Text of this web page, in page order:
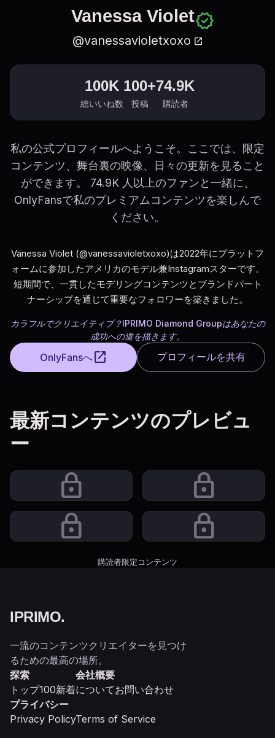
Vanessa Violetverified
@vanessavioletxoxo open_in_new
100K
総いいね数
100+
投稿
74.9K
購読者
私の公式プロフィールへようこそ。ここでは、限定
コンテンツ、舞台裏の映像、日々の更新を見ること
ができます。 74.9K 人以上のファンと一緒に、
OnlyFansで私のプレミアムコンテンツを楽しんで
ください。
Vanessa Violet (@vanessavioletxoxo)は2022年にプラットフ
ォームに参加したアメリカのモデル兼Instagramスターです。
短期間で、一貫したモデリングコンテンツとブランドパート
ナーシップを通じて重要なフォロワーを築きました。
カラフルでクリエイティブ？IPRIMO Diamond Groupはあなたの
成功への道を描きます。
OnlyFansへopen_in_new プロフィールを共有
最新コンテンツのプレビュ
ー
lock
lock
lock
lock
購読者限定コンテンツ
IPRIMO.
一流のコンテンツクリエイターを見つけ
るための最高の場所。
探索
トップ100新着
会社概要
についてお問い合わせ
プライバシー
Privacy PolicyTerms of Service